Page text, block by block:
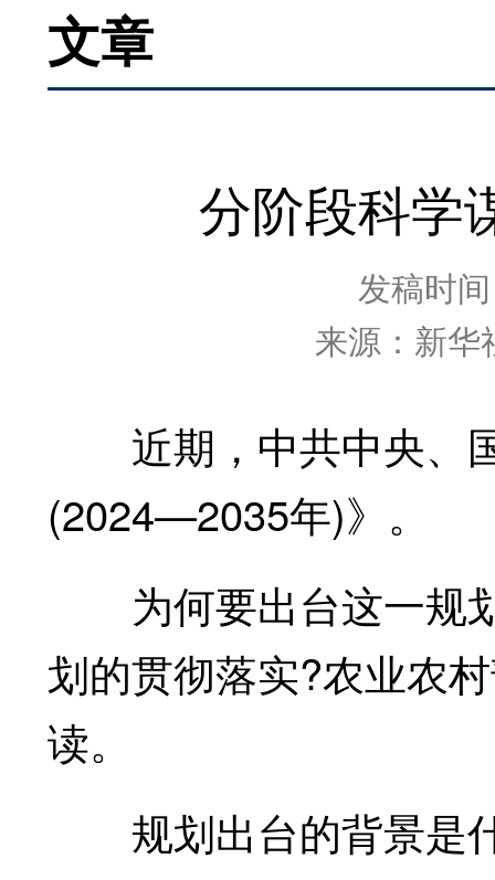
文章
分阶段科学
发稿时
来源：新华
近期，中共中央、
(2024—2035年)》。
为何要出台这一规
划的贯彻落实?农业农
读。
规划出台的背景是